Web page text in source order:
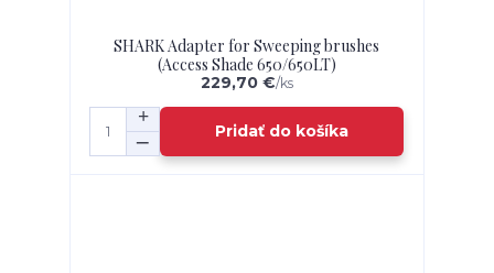
SHARK Adapter for Sweeping brushes
(Access Shade 650/650LT)
229,70 €/ks
Pridať do košíka